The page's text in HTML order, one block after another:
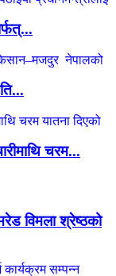
चरम...
विमला श्रेष्ठको